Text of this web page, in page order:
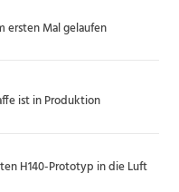
ersten Mal gelaufen
ist in Produktion
H140-Prototyp in die Luft